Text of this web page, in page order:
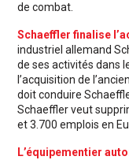
de combat.
Schaeffler finalise
industriel allemand
de ses activités dans
l’acquisition de
doit conduire
Schaeffler veut
et 3.700 emplois en
L’équipementier